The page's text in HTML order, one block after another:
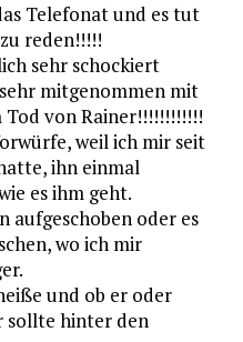
Telefonat und es tut
reden!!!!!
sehr schockiert
mitgenommen mit
von Rainer!!!!!!!!!!!!
weil ich mir seit
ihn einmal
es ihm geht.
aufgeschoben oder es
wo ich mir
und ob er oder
sollte hinter den